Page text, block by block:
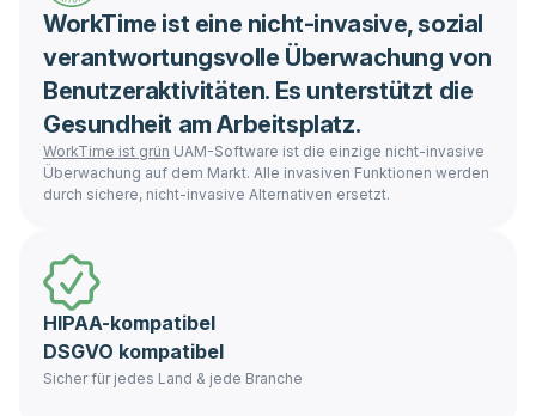
WorkTime ist eine nicht-invasive, sozial
verantwortungsvolle Überwachung von
Benutzeraktivitäten. Es unterstützt die
Gesundheit am Arbeitsplatz.
WorkTime ist grün UAM-Software ist die einzige nicht-invasive
Überwachung auf dem Markt. Alle invasiven Funktionen werden
durch sichere, nicht-invasive Alternativen ersetzt.
HIPAA-kompatibel
DSGVO kompatibel
Sicher für jedes Land & jede Branche